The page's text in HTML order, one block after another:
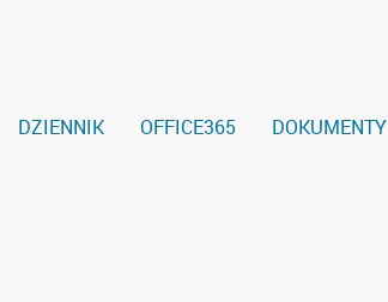
DZIENNIK OFFICE365 DOKUMENTY